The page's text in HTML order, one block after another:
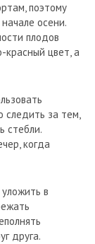
поэтому
осени.
плодов
красный цвет, а
следить за тем,
стебли.
когда
в
друга.